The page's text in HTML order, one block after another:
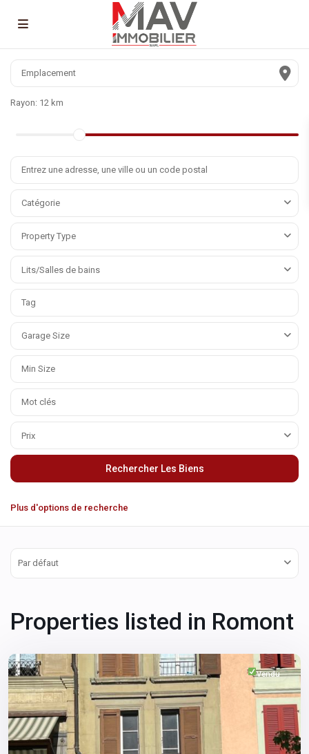
Rayon: 12 km
Catégorie
Property Type
Lits/Salles de bains
Garage Size
Prix
Plus d'options de recherche
Par défaut
Properties listed in Romont
Fribourg,
Vendu